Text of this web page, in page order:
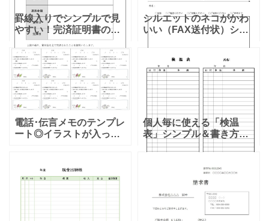
罫線入りでシンプルで見
やすい！完済証明書のテ
ンプレート！罫線入りの
完済証明書で、大切な項
目がすっきりと見やすい
テンプレート。貸主名、
住所、返済金額、貸付
日、完済
シルエットのネコがかわ
いい（FAX送付状）シン
となります。送信元や送
信先の情報はエクセルと
ワードで編集可能となり
ます
電話･伝言メモのテンプレ
ート◎イラストが入った
いつでもそばに置いてお
きたい、かわいい電話メ
個人毎に使える「検温
表」シンプル＆書き方簡
単！学校や会社で利用で
シート・ダウンロード
「検温表」のテンプレー
トです。家庭や会社、介